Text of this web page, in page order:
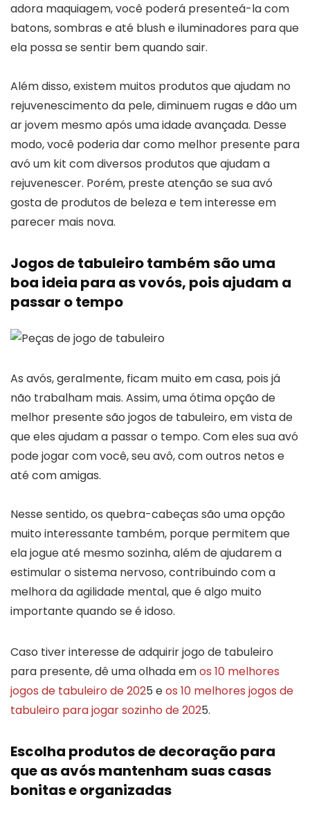
adora maquiagem, você poderá presenteá-la com
batons, sombras e até blush e iluminadores para que
ela possa se sentir bem quando sair.
Além disso, existem muitos produtos que ajudam no
rejuvenescimento da pele, diminuem rugas e dão um
ar jovem mesmo após uma idade avançada. Desse
modo, você poderia dar como melhor presente para
avó um kit com diversos produtos que ajudam a
rejuvenescer. Porém, preste atenção se sua avó
gosta de produtos de beleza e tem interesse em
parecer mais nova.
Jogos de tabuleiro também são uma
boa ideia para as vovós, pois ajudam a
passar o tempo
As avós, geralmente, ficam muito em casa, pois já
não trabalham mais. Assim, uma ótima opção de
melhor presente são jogos de tabuleiro, em vista de
que eles ajudam a passar o tempo. Com eles sua avó
pode jogar com você, seu avô, com outros netos e
até com amigas.
Nesse sentido, os quebra-cabeças são uma opção
muito interessante também, porque permitem que
ela jogue até mesmo sozinha, além de ajudarem a
estimular o sistema nervoso, contribuindo com a
melhora da agilidade mental, que é algo muito
importante quando se é idoso.
Caso tiver interesse de adquirir jogo de tabuleiro
para presente, dê uma olhada emos 10 melhores
jogos de tabuleiro de 2025 eos 10 melhores jogos de
tabuleiro para jogar sozinho de 2025.
Escolha produtos de decoração para
que as avós mantenham suas casas
bonitas e organizadas